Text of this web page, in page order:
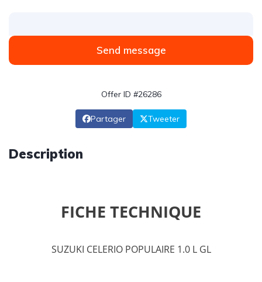
Send message
Offer ID #26286
Partager Tweeter
Description
FICHE TECHNIQUE
SUZUKI CELERIO POPULAIRE 1.0 L GL